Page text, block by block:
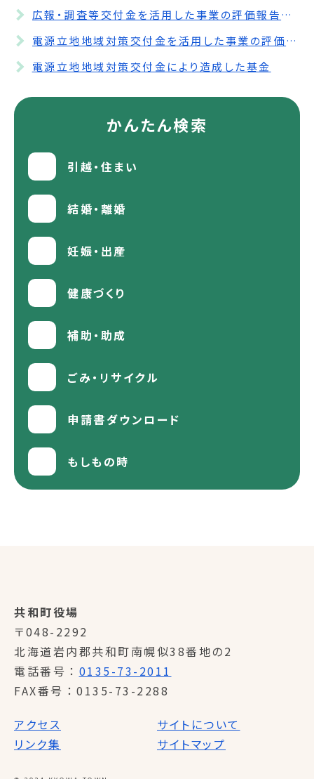
広報・調査等交付金を活用した事業の評価報告書の公表について
電源立地地域対策交付金を活用した事業の評価報告書の公表について
電源立地地域対策交付金により造成した基金
かんたん検索
引越・住まい
結婚・離婚
妊娠・出産
健康づくり
補助・助成
ごみ・リサイクル
申請書ダウンロード
もしもの時
共和町役場
〒048-2292
北海道岩内郡共和町南幌似38番地の2
電話番号
0135-73-2011
FAX番号
0135-73-2288
アクセス
サイトについて
リンク集
サイトマップ